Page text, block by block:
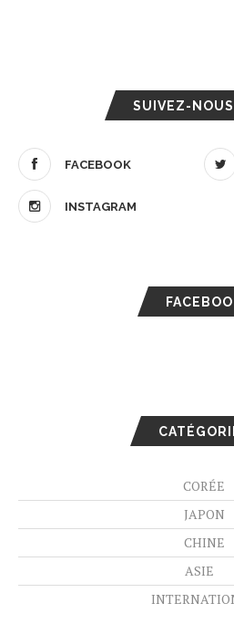
SUIVEZ-
FACEBOOK
INSTAGRAM
CORÉE
JAPON
CHINE
ASIE